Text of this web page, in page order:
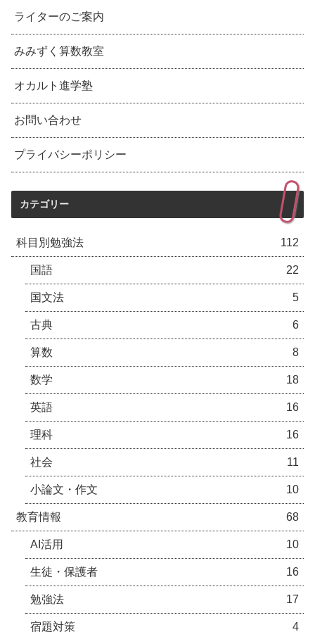
ライターのご案内
みみずく算数教室
オカルト進学塾
お問い合わせ
プライバシーポリシー
カテゴリー
科目別勉強法 112
国語 22
国文法 5
古典 6
算数 8
数学 18
英語 16
理科 16
社会 11
小論文・作文 10
教育情報 68
AI活用 10
生徒・保護者 16
勉強法 17
宿題対策 4